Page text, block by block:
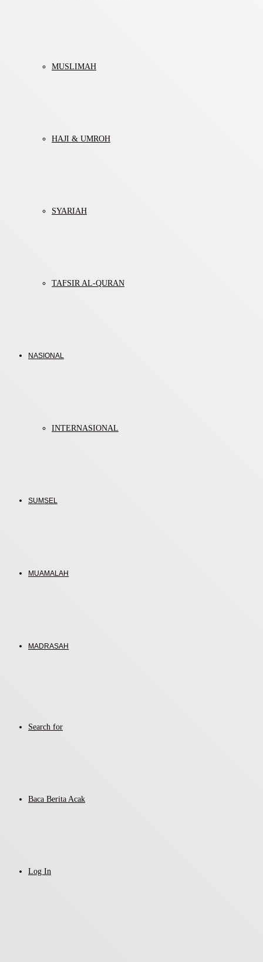
MUSLIMAH
HAJI & UMROH
SYARIAH
TAFSIR AL-QURAN
NASIONAL
INTERNASIONAL
SUMSEL
MUAMALAH
MADRASAH
Search for
Baca Berita Acak
Log In